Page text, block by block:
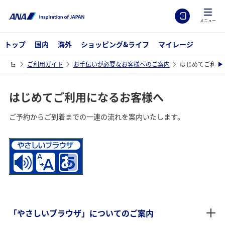
メニュー
トップ 国内 海外 ショッピング&ライフ マイレージ
ご利用ガイド お手伝いが必要なお客様へのご案内 はじめてご利用
はじめてご利用になるお客様へ
ご予約からご到着までの一連の流れを案内いたします。
「やさしいブラウザ」についてのご案内